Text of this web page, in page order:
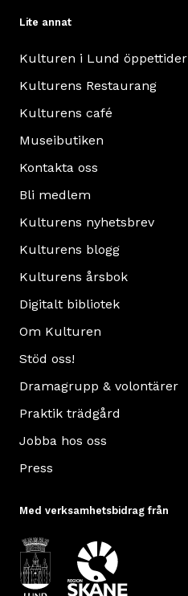
Lite annat
Kulturen i Lund
Kulturens Restaurang
Kulturens café
Museibutiken
Kontakta oss
Bli medlem
Kulturens nyhetsbrev
Kulturens blogg
Kulturens årsbok
Digitalt bibliotek
Om Kulturen
Stöd oss!
Dramagrupp & volontärer
Praktik trädgård
Jobba hos oss
Press
Med verksamhetsbidrag från